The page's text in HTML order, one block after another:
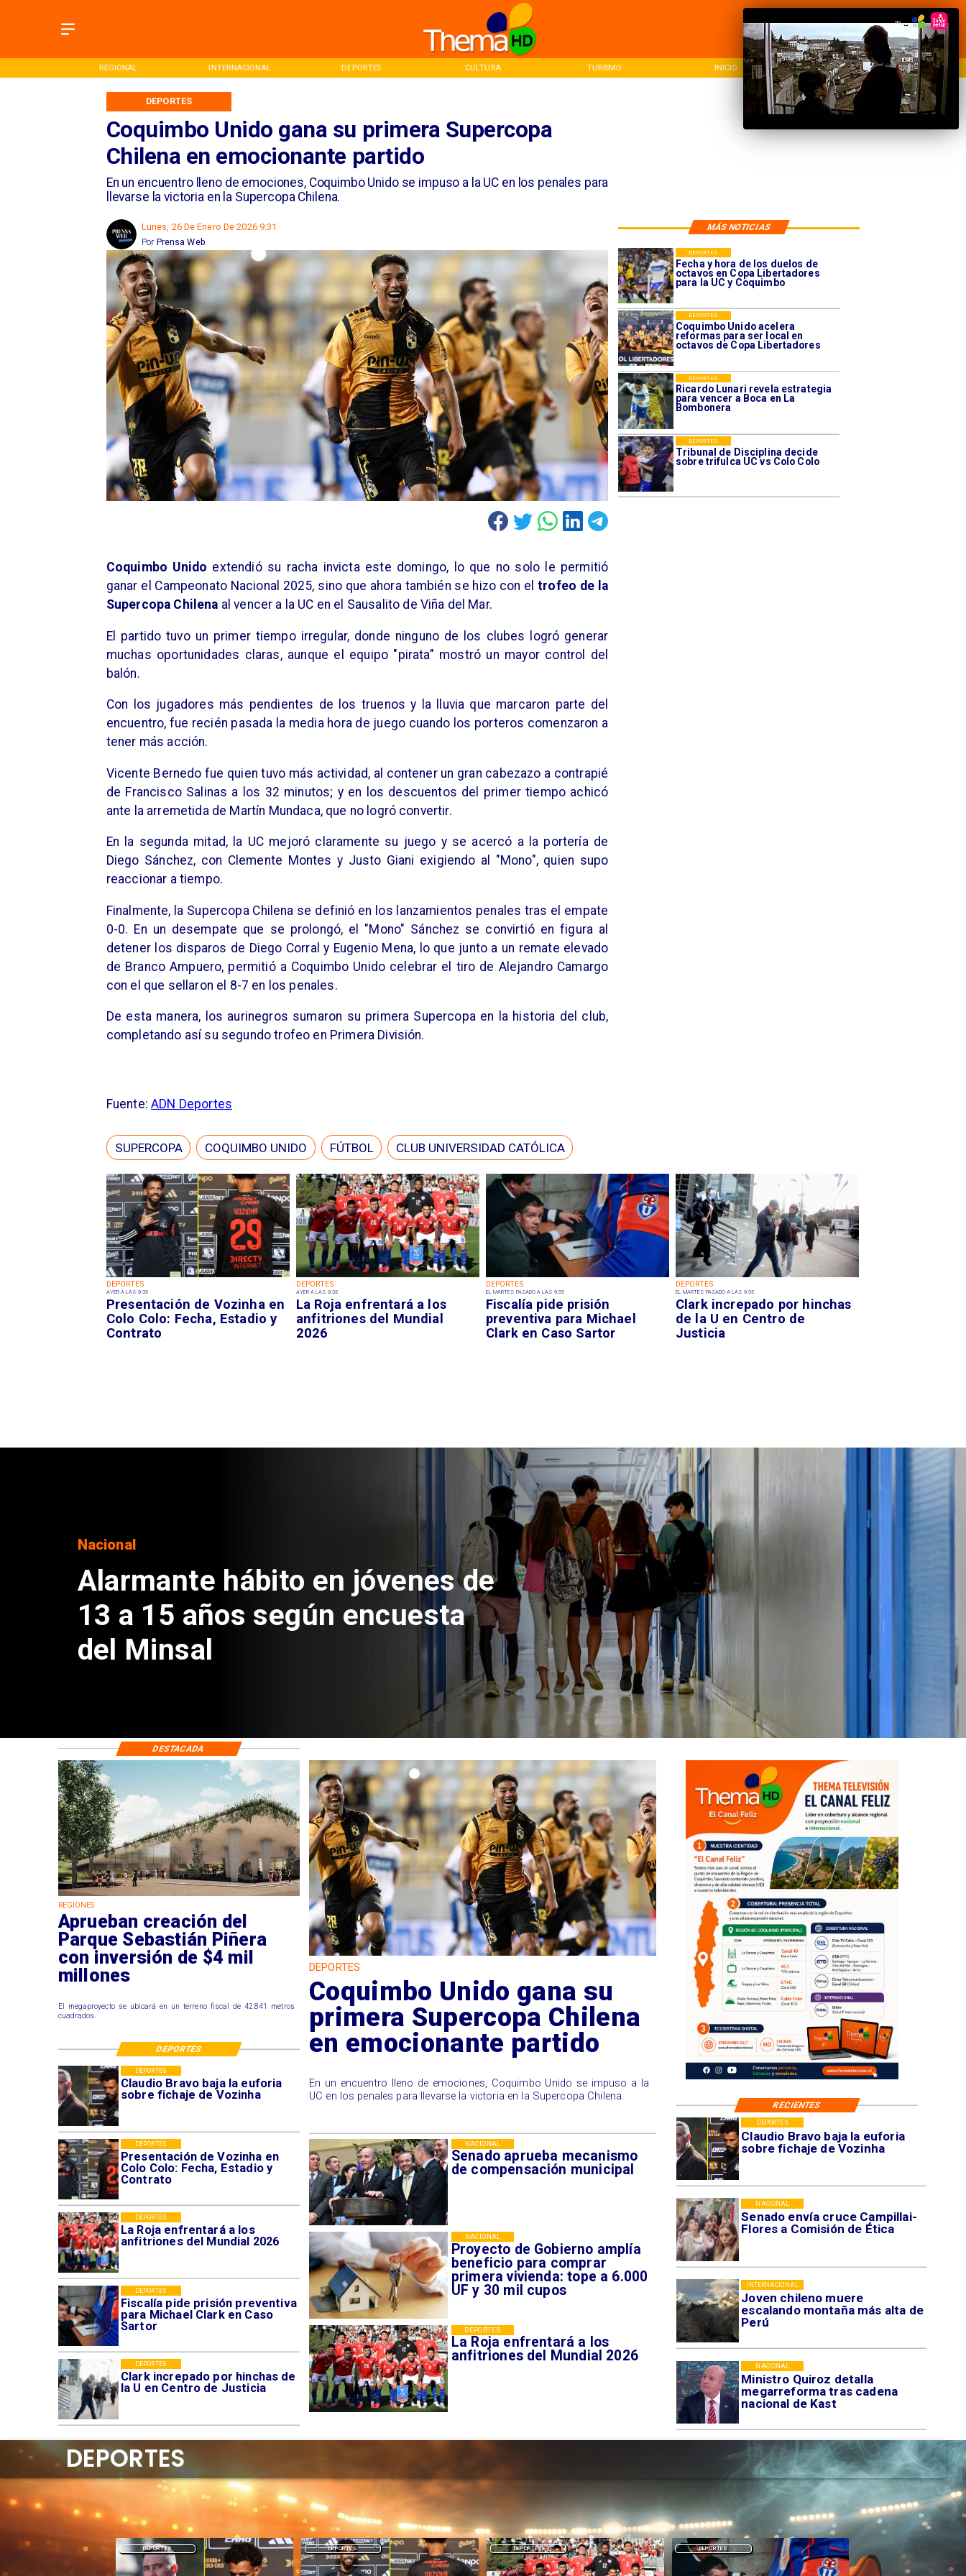
REGIONAL INTERNACIONAL DEPORTES CULTURA TURISMO INICIO NACIONAL
Coquimbo Unido gana su primera Supercopa
Chilena en emocionante partido
En un encuentro lleno de emociones, Coquimbo Unido se impuso a la UC en los penales para
llevarse la victoria en la Supercopa Chilena.
DEPORTES
MÁS NOTICIAS
Lunes, 26 De Enero De 2026 9:31
Prensa Web
Por
DEPORTES
AYER A LAS 9:35
Presentación de Vozinha en
Colo Colo: Fecha, Estadio y
Contrato
DEPORTES
AYER A LAS 9:35
La Roja enfrentará a los
anfitriones del Mundial
2026
DEPORTES
EL MARTES PASADO A LAS 9:55
Fiscalía pide prisión
preventiva para Michael
Clark en Caso Sartor
DEPORTES
EL MARTES PASADO A LAS 9:55
Clark increpado por hinchas
de la U en Centro de
Justicia
Fecha y hora de los duelos de
octavos en Copa Libertadores
para la UC y Coquimbo
DEPORTES
Coquimbo Unido acelera
reformas para ser local en
octavos de Copa Libertadores
DEPORTES
Ricardo Lunari revela estrategia
para vencer a Boca en La
Bombonera
DEPORTES
Tribunal de Disciplina decide
sobre trifulca UC vs Colo Colo
DEPORTES
Coquimbo Unido extendió su racha invicta este domingo, lo que no solo le permitió
ganar el Campeonato Nacional 2025, sino que ahora también se hizo con eltrofeo de la
Supercopa Chilena al vencer a la UC en el Sausalito de Viña del Mar.
El partido tuvo un primer tiempo irregular, donde ninguno de los clubes logró generar
muchas oportunidades claras, aunque el equipo "pirata" mostró un mayor control del
balón.
Con los jugadores más pendientes de los truenos y la lluvia que marcaron parte del
encuentro, fue recién pasada la media hora de juego cuando los porteros comenzaron a
tener más acción.
Vicente Bernedo fue quien tuvo más actividad, al contener un gran cabezazo a contrapié
de Francisco Salinas a los 32 minutos; y en los descuentos del primer tiempo achicó
ante la arremetida de Martín Mundaca, que no logró convertir.
En la segunda mitad, la UC mejoró claramente su juego y se acercó a la portería de
Diego Sánchez, con Clemente Montes y Justo Giani exigiendo al "Mono", quien supo
reaccionar a tiempo.
Finalmente, la Supercopa Chilena se definió en los lanzamientos penales tras el empate
0-0. En un desempate que se prolongó, el "Mono" Sánchez se convirtió en figura al
detener los disparos de Diego Corral y Eugenio Mena, lo que junto a un remate elevado
de Branco Ampuero, permitió a Coquimbo Unido celebrar el tiro de Alejandro Camargo
con el que sellaron el 8-7 en los penales.
De esta manera, los aurinegros sumaron su primera Supercopa en la historia del club,
completando así su segundo trofeo en Primera División.
Fuente:ADN Deportes
SUPERCOPA COQUIMBO UNIDO FÚTBOL CLUB UNIVERSIDAD CATÓLICA
Regiones
Aprueban creación del Parque
Sebastián Piñera con inversión
de $4 mil millones
Claudio Bravo baja la euforia
sobre fichaje de Vozinha
DEPORTES
Senado envía cruce Campillai-
Flores a Comisión de Ética
NACIONAL
Joven chileno muere
escalando montaña más alta de
Perú
INTERNACIONAL
Ministro Quiroz detalla
megarreforma tras cadena
nacional de Kast
NACIONAL
Claudio Bravo baja la euforia
sobre fichaje de Vozinha
DEPORTES
Presentación de Vozinha en
Colo Colo: Fecha, Estadio y
Contrato
DEPORTES
La Roja enfrentará a los
anfitriones del Mundial 2026
DEPORTES
Fiscalía pide prisión preventiva
para Michael Clark en Caso
Sartor
DEPORTES
Clark increpado por hinchas de
la U en Centro de Justicia
DEPORTES
Senado aprueba mecanismo
de compensación municipal
NACIONAL
Proyecto de Gobierno amplía
beneficio para comprar
primera vivienda: tope a 6.000
UF y 30 mil cupos
NACIONAL
La Roja enfrentará a los
anfitriones del Mundial 2026
DEPORTES
REGIONES
Aprueban creación del
Parque Sebastián Piñera
con inversión de $4 mil
millones
El megaproyecto se ubicará en un terreno fiscal de 42.841 metros
cuadrados.
DEPORTES
Coquimbo Unido gana su
primera Supercopa Chilena
en emocionante partido
En un encuentro lleno de emociones, Coquimbo Unido se impuso a la
UC en los penales para llevarse la victoria en la Supercopa Chilena.
RECIENTES
DESTACADA
DEPORTES
DEPORTES DEPORTES DEPORTES DEPORTES
DEPORTES